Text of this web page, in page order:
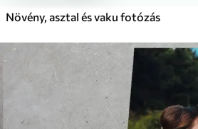
Növény, asztal és vaku fotózás